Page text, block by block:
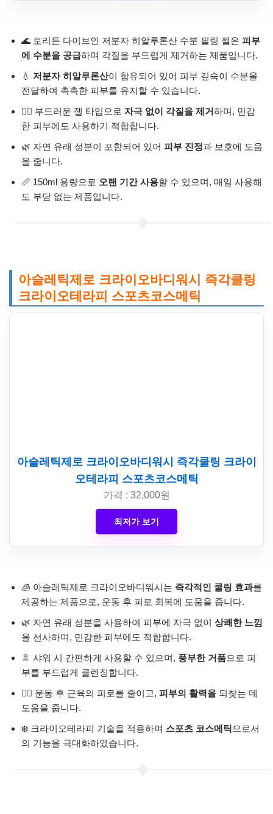
🌊 토리든 다이브인 저분자 히알루론산 수분 필링 젤은 피부
에 수분을 공급하며 각질을 부드럽게 제거하는 제품입니다.
💧 저분자 히알루론산이 함유되어 있어 피부 깊숙이 수분을
전달하여 촉촉한 피부를 유지할 수 있습니다.
🧖‍♀️ 부드러운 젤 타입으로 자극 없이 각질을 제거하며, 민감
한 피부에도 사용하기 적합합니다.
🌿 자연 유래 성분이 포함되어 있어 피부 진정과 보호에 도움
을 줍니다.
📏 150ml 용량으로 오랜 기간 사용할 수 있으며, 매일 사용해
도 부담 없는 제품입니다.
아슬레틱제로 크라이오바디워시 즉각쿨링
크라이오테라피 스포츠코스메틱
아슬레틱제로 크라이오바디워시 즉각쿨링 크라이
오테라피 스포츠코스메틱
가격 : 32,000원
최저가 보기
🧊 아슬레틱제로 크라이오바디워시는 즉각적인 쿨링 효과를
제공하는 제품으로, 운동 후 피로 회복에 도움을 줍니다.
🌿 자연 유래 성분을 사용하여 피부에 자극 없이 상쾌한 느낌
을 선사하며, 민감한 피부에도 적합합니다.
🚿 샤워 시 간편하게 사용할 수 있으며, 풍부한 거품으로 피
부를 부드럽게 클렌징합니다.
🏃‍♂️ 운동 후 근육의 피로를 줄이고, 피부의 활력을 되찾는 데
도움을 줍니다.
❄️ 크라이오테라피 기술을 적용하여 스포츠 코스메틱 으로서
의 기능을 극대화하였습니다.